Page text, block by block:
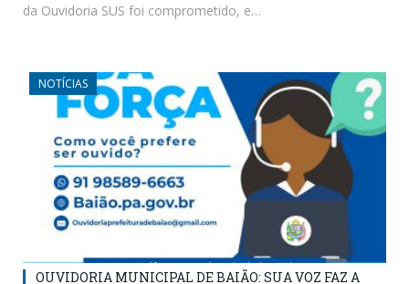
da Ouvidoria SUS foi comprometido, e…
NOTÍCIAS
OUVIDORIA MUNICIPAL DE BAIÃO: SUA VOZ FAZ A